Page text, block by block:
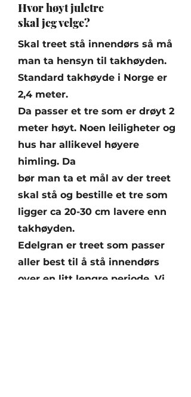
Hvor høyt juletre
skal jeg velge?
Skal treet stå innendørs så må
man ta hensyn til takhøyden.
Standard takhøyde i Norge er
2,4 meter.
Da passer et tre som er drøyt 2
meter høyt. Noen leiligheter og
hus har allikevel høyere
himling. Da
bør man ta et mål av der treet
skal stå og bestille et tre som
ligger ca 20-30 cm lavere enn
takhøyden.
Edelgran er treet som passer
aller best til å stå innendørs
over en litt lengre periode. Vi